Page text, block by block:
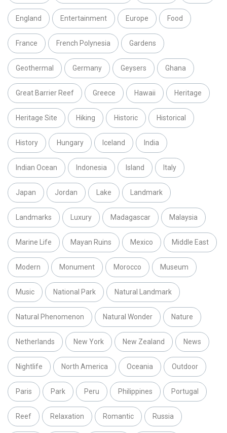
England Entertainment Europe Food
France French Polynesia Gardens
Geothermal Germany Geysers Ghana
Great Barrier Reef Greece Hawaii Heritage
Heritage Site Hiking Historic Historical
History Hungary Iceland India
Indian Ocean Indonesia Island Italy
Japan Jordan Lake Landmark
Landmarks Luxury Madagascar Malaysia
Marine Life Mayan Ruins Mexico Middle East
Modern Monument Morocco Museum
Music National Park Natural Landmark
Natural Phenomenon Natural Wonder Nature
Netherlands New York New Zealand News
Nightlife North America Oceania Outdoor
Paris Park Peru Philippines Portugal
Reef Relaxation Romantic Russia